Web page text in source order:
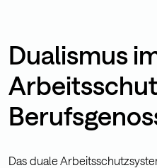
Dualismus
Das duale